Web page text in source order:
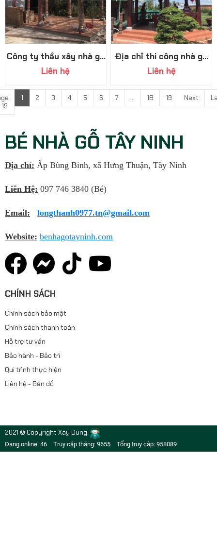
Công ty thầu xây nhà gỗ
Tây Ninh uy tín
Liên hệ
Địa chỉ thi công nhà gỗ
Đồng Nai uy tín có tiếng
Liên hệ
1 2 3 4 5 6 7 ... 18 19 Next
BÉ NHÀ GỖ TÂY NINH
Địa chỉ: Ấp Bùng Binh, xã Hưng Thuận, Tây Ninh
Liên Hệ: 097 746 3840 (Bé)
Email: longthanh0977.tn@gmail.com
Website: benhagotayninh.com
CHÍNH SÁCH
Chính sách bảo mật
Chính sách thanh toán
Hỗ trợ tư vấn
Bảo hành - Bảo trì
Qui trình thực hiện
Liên hệ - Bản đồ
2021 © Copyright Xay Dung.
Đang online: 46 Truy cập tháng: 9655 Tổng truy cập: 958089